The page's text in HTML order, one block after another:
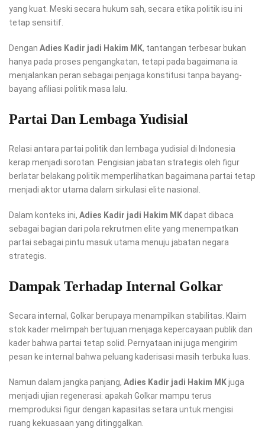
yang kuat. Meski secara hukum sah, secara etika politik isu ini
tetap sensitif.
Dengan Adies Kadir jadi Hakim MK, tantangan terbesar bukan
hanya pada proses pengangkatan, tetapi pada bagaimana ia
menjalankan peran sebagai penjaga konstitusi tanpa bayang-
bayang afiliasi politik masa lalu.
Partai Dan Lembaga Yudisial
Relasi antara partai politik dan lembaga yudisial di Indonesia
kerap menjadi sorotan. Pengisian jabatan strategis oleh figur
berlatar belakang politik memperlihatkan bagaimana partai tetap
menjadi aktor utama dalam sirkulasi elite nasional.
Dalam konteks ini, Adies Kadir jadi Hakim MK dapat dibaca
sebagai bagian dari pola rekrutmen elite yang menempatkan
partai sebagai pintu masuk utama menuju jabatan negara
strategis.
Dampak Terhadap Internal Golkar
Secara internal, Golkar berupaya menampilkan stabilitas. Klaim
stok kader melimpah bertujuan menjaga kepercayaan publik dan
kader bahwa partai tetap solid. Pernyataan ini juga mengirim
pesan ke internal bahwa peluang kaderisasi masih terbuka luas.
Namun dalam jangka panjang, Adies Kadir jadi Hakim MKjuga
menjadi ujian regenerasi: apakah Golkar mampu terus
memproduksi figur dengan kapasitas setara untuk mengisi
ruang kekuasaan yang ditinggalkan.